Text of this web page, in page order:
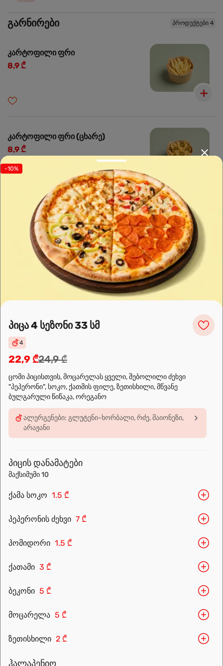
გარნირები პროდუქტები 4
კარტოფილი ფრი
8,9 ₾
კარტოფილი ფრი (ცხარე)
8,9 ₾
ძალიან ცხარე
კარტოფილი გლეხურად
10,9 ₾
🌶️ძალიან ცხარე
ჩვენ შესახებ
Sushi24.ge since 2018. Rolls, pizza, and wok are waiting to be
prepared for you. Choose the nearest location and explore the
-10%
პიცა 4 სეზონი 33 სმ
4
22,9 ₾24,9 ₾
ცომი პიცისთვის, მოცარელას ყველი, შებოლილი ძეხვი
"პეპერონი", სოკო, ქათმის ფილე, ზეთისხილი, მწვანე
ბულგარული წიწაკა, ორეგანო
ალერგენები: გლუტენი-ხორბალი, რძე, მაიონეზი,
არაჟანი
პიცის დანამატები
მაქსიმუმი 10
ქამა სოკო 1.5 ₾
პეპერონის ძეხვი 7 ₾
პომიდორი 1.5 ₾
ქათამი 3 ₾
ბეკონი 5 ₾
მოცარელა 5 ₾
ზეთისხილი 2 ₾
ჰალაპენიო